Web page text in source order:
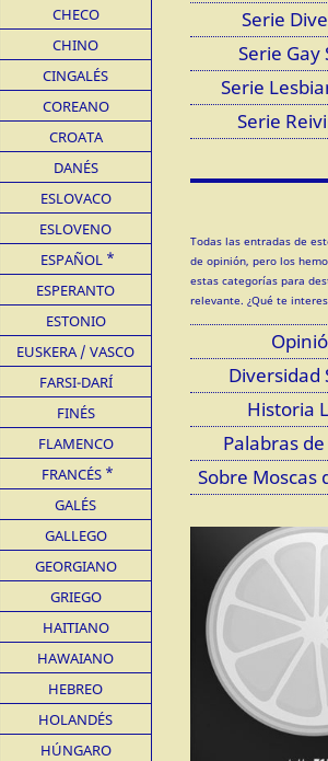
Serie
Serie Gay
Serie
Serie
Todas las entradas de
de opinión, pero los
estas categorías para
relevante. ¿Qué te
Diversidad
Historia
Palabras
Sobre Moscas
CHECO
CHINO
CINGALÉS
COREANO
CROATA
DANÉS
ESLOVACO
ESLOVENO
ESPAÑOL
ESPERANTO
ESTONIO
EUSKERA / VASCO
FARSI-DARÍ
FINÉS
FLAMENCO
FRANCÉS
GALÉS
GALLEGO
GEORGIANO
GRIEGO
HAITIANO
HAWAIANO
HEBREO
HOLANDÉS
HÚNGARO